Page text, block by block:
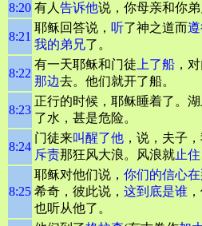
8:20 有人 告诉他说，你母亲和你弟
8:21
耶稣回答说， 听了神之道而
我的弟兄了。
8:22
有一天耶稣和门徒 上了船 ，
那边去。他们就开了船。
8:23
正行的时候，耶稣睡着了。湖
了水，甚是危险。
8:24
门徒来叫醒了他 ，说，夫子
斥责那狂风大浪。风浪就止住
8:25
耶稣对他们说， 你们的信心
希奇，彼此说， 这到底是谁
也听从他了。